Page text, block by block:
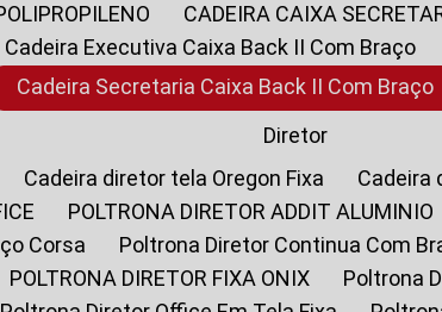
CADEIRA CAIXA
Cadeira Executiva Caixa Back II Com Braço
Cadeira Secretaria Caixa Back II Com Braço
Diretor
Cadeira diretor tela Oregon Fixa
POLTRONA DIRETOR ADDIT ALUMINIO
Corsa
Poltrona Diretor Continua Com
POLTRONA DIRETOR FIXA ONIX
Poltrona